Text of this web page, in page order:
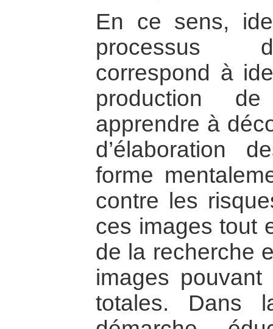
En ce sens,
processus
correspond à
production
apprendre à
d’élaboration
forme
contre les
ces images tout
de la recherche
images
totales. Dans